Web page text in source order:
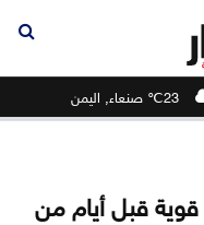
23℃ صنعاء, اليمن
قوية قبل أيام من